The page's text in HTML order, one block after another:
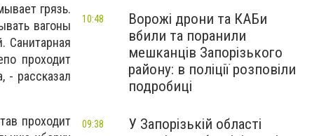
грязь.
вагоны
Санитарная
проходит
- рассказал
проходит
Ворожі дрони та КАБи
вбили та поранили
мешканців Запорізького
району: в поліції розповіли
подробиці
10:48
У Запорізькій області
09:38